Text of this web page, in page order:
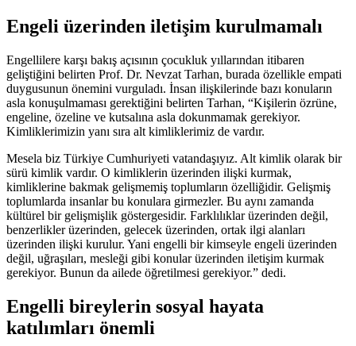
Engeli üzerinden iletişim kurulmamalı
Engellilere karşı bakış açısının çocukluk yıllarından itibaren
geliştiğini belirten Prof. Dr. Nevzat Tarhan, burada özellikle empati
duygusunun önemini vurguladı. İnsan ilişkilerinde bazı konuların
asla konuşulmaması gerektiğini belirten Tarhan, “Kişilerin özrüne,
engeline, özeline ve kutsalına asla dokunmamak gerekiyor.
Kimliklerimizin yanı sıra alt kimliklerimiz de vardır.
Mesela biz Türkiye Cumhuriyeti vatandaşıyız. Alt kimlik olarak bir
sürü kimlik vardır. O kimliklerin üzerinden ilişki kurmak,
kimliklerine bakmak gelişmemiş toplumların özelliğidir. Gelişmiş
toplumlarda insanlar bu konulara girmezler. Bu aynı zamanda
kültürel bir gelişmişlik göstergesidir. Farklılıklar üzerinden değil,
benzerlikler üzerinden, gelecek üzerinden, ortak ilgi alanları
üzerinden ilişki kurulur. Yani engelli bir kimseyle engeli üzerinden
değil, uğraşıları, mesleği gibi konular üzerinden iletişim kurmak
gerekiyor. Bunun da ailede öğretilmesi gerekiyor.” dedi.
Engelli bireylerin sosyal hayata
katılımları önemli